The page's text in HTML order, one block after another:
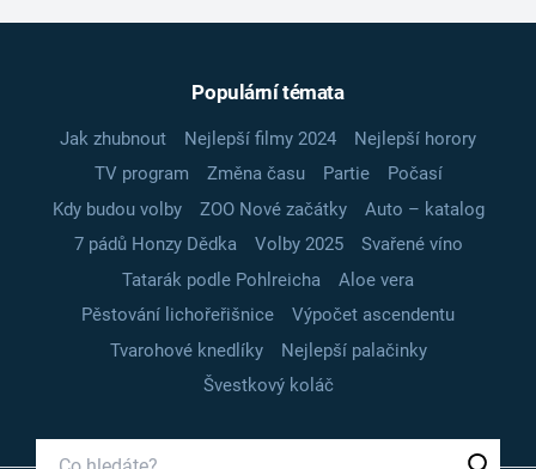
Populární témata
Jak zhubnout Nejlepší filmy 2024
Nejlepší horory
TV program
Změna času Partie
Počasí
Kdy budou volby
ZOO Nové začátky
Auto – katalog
7 pádů Honzy Dědka
Volby 2025
Svařené víno
Tatarák podle Pohlreicha
Aloe vera
Pěstování lichořeřišnice
Výpočet ascendentu
Tvarohové knedlíky
Nejlepší palačinky
Švestkový koláč